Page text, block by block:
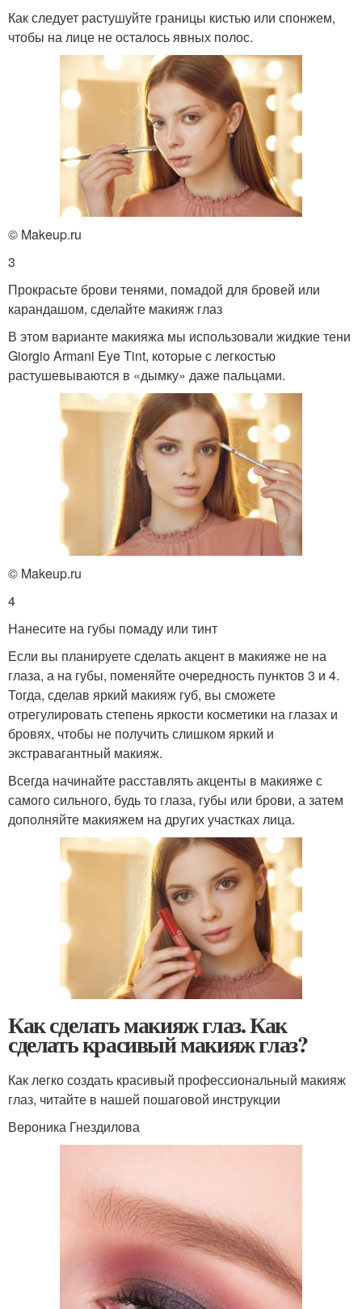
Как следует растушуйте границы кистью или спонжем,
чтобы на лице не осталось явных полос.
© Makeup.ru
3
Прокрасьте брови тенями, помадой для бровей или
карандашом, сделайте макияж глаз
В этом варианте макияжа мы использовали жидкие тени
Giorgio Armani Eye Tint, которые с легкостью
растушевываются в «дымку» даже пальцами.
© Makeup.ru
4
Нанесите на губы помаду или тинт
Если вы планируете сделать акцент в макияже не на
глаза, а на губы, поменяйте очередность пунктов 3 и 4.
Тогда, сделав яркий макияж губ, вы сможете
отрегулировать степень яркости косметики на глазах и
бровях, чтобы не получить слишком яркий и
экстравагантный макияж.
Всегда начинайте расставлять акценты в макияже с
самого сильного, будь то глаза, губы или брови, а затем
дополняйте макияжем на других участках лица.
Как сделать макияж глаз. Как
сделать красивый макияж глаз?
Как легко создать красивый профессиональный макияж
глаз, читайте в нашей пошаговой инструкции
Вероника Гнездилова